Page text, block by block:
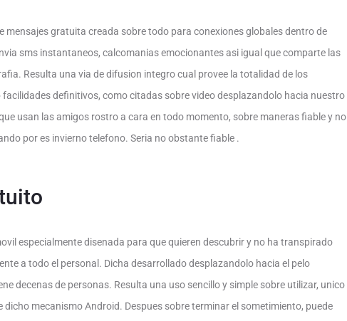
mensajes gratuita creada sobre todo para conexiones globales dentro de
sms instantaneos, calcomanias emocionantes asi­ igual que comparte las
Resulta una vi­a de difusion integro cual provee la totalidad de los
definitivos, como citadas sobre video desplazandolo hacia nuestro
usan las amigos rostro a cara en todo momento, sobre maneras fiable y no
por es invierno telefono. Seri­a no obstante fiable .
especialmente disenada para que quieren descubrir y no ha transpirado
a todo el personal. Dicha desarrollado desplazandolo hacia el pelo
decenas de personas. Resulta una uso sencillo y simple sobre utilizar, unico
mecanismo Android. Despues sobre terminar el sometimiento, puede